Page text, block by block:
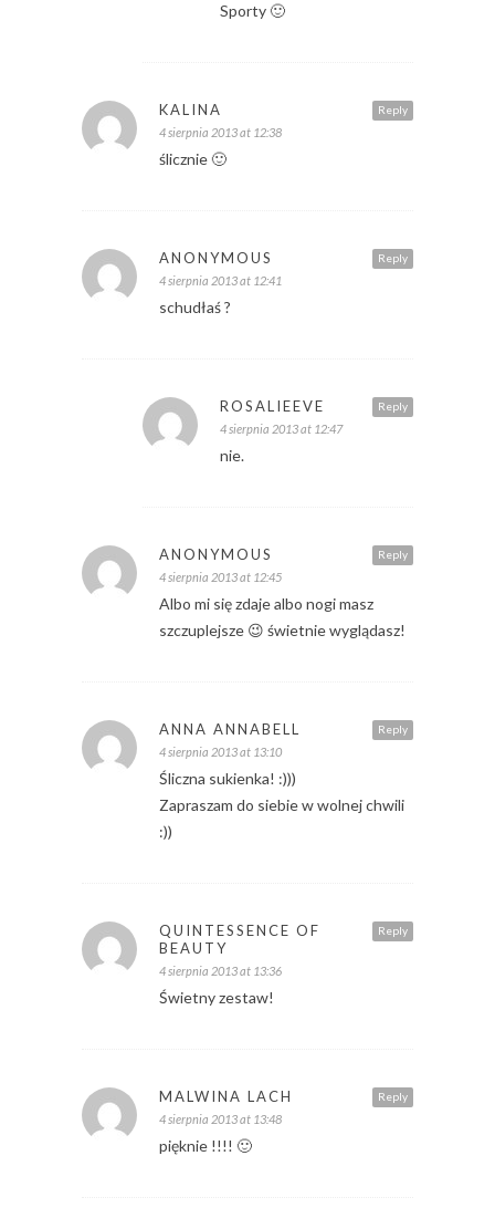
Sporty 🙂
Reply
KALINA
4 sierpnia 2013 at 12:38
ślicznie 🙂
Reply
ANONYMOUS
4 sierpnia 2013 at 12:41
schudłaś ?
Reply
ROSALIEEVE
4 sierpnia 2013 at 12:47
nie.
Reply
ANONYMOUS
4 sierpnia 2013 at 12:45
Albo mi się zdaje albo nogi masz
szczuplejsze 😉 świetnie wyglądasz!
Reply
ANNA ANNABELL
4 sierpnia 2013 at 13:10
Śliczna sukienka! :)))
Zapraszam do siebie w wolnej chwili
:))
Reply
QUINTESSENCE OF
BEAUTY
4 sierpnia 2013 at 13:36
Świetny zestaw!
Reply
MALWINA LACH
4 sierpnia 2013 at 13:48
pięknie !!!! 🙂